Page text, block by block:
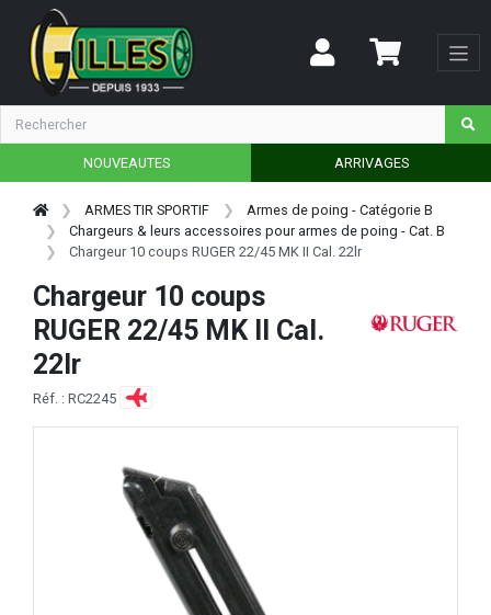
NOUVEAUTES ARRIVAGES
ARMES TIR SPORTIF
Armes de poing - Catégorie B
Chargeurs & leurs accessoires pour armes de poing - Cat. B
Chargeur 10 coups RUGER 22/45 MK II Cal. 22lr
Chargeur 10 coups
RUGER 22/45 MK II Cal.
22lr
Réf. : RC2245